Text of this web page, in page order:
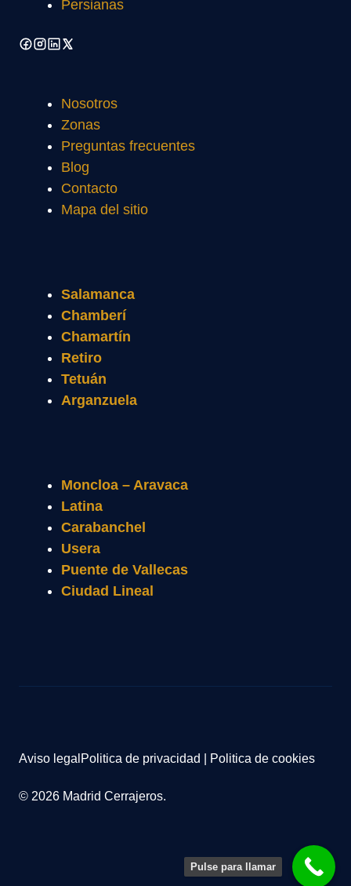
Persianas
Nosotros
Zonas
Preguntas frecuentes
Blog
Contacto
Mapa del sitio
Salamanca
Chamberí
Chamartín
Retiro
Tetuán
Arganzuela
Moncloa – Aravaca
Latina
Carabanchel
Usera
Puente de Vallecas
Ciudad Lineal
© 2026 Madrid Cerrajeros.
Aviso legal Politica de privacidad Politica de cookies
Pulse para llamar